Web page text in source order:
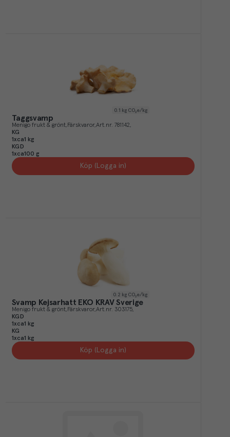
0.1 kg CO₂e/kg
Taggsvamp
Menigo frukt & grönt Färskvaror Art.nr. 781142
KG
1xca1 kg
KGD
1xca100 g
Köp (Logga in)
0.2 kg CO₂e/kg
Svamp Kejsarhatt EKO KRAV Sverige
Menigo frukt & grönt Färskvaror Art.nr. 303175
KGD
1xca1 kg
KG
1xca1 kg
Köp (Logga in)